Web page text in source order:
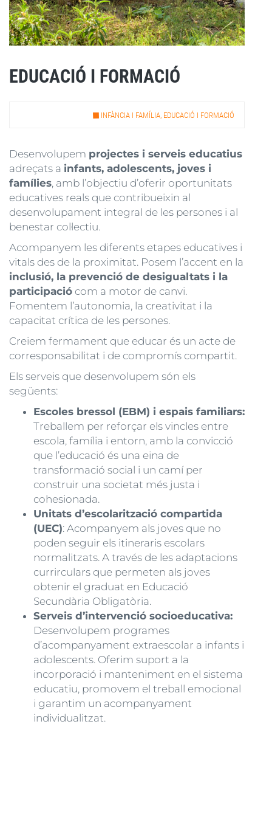
EDUCACIÓ I FORMACIÓ
INFÀNCIA I FAMÍLIA, EDUCACIÓ I FORMACIÓ
Desenvolupem projectes i serveis educatius
adreçats a infants, adolescents, joves i
famílies, amb l’objectiu d’oferir oportunitats
educatives reals que contribueixin al
desenvolupament integral de les persones i al
benestar col·lectiu.
Acompanyem les diferents etapes educatives i
vitals des de la proximitat. Posem l’accent en la
inclusió, la prevenció de desigualtats i la
participació com a motor de canvi.
Fomentem l’autonomia, la creativitat i la
capacitat crítica de les persones.
Creiem fermament que educar és un acte de
corresponsabilitat i de compromís compartit.
Els serveis que desenvolupem són els
següents:
Escoles bressol (EBM) i espais familiars:
Treballem per reforçar els vincles entre
escola, família i entorn, amb la convicció
que l’educació és una eina de
transformació social i un camí per
construir una societat més justa i
cohesionada.
Unitats d’escolarització compartida
(UEC): Acompanyem als joves que no
poden seguir els itineraris escolars
normalitzats. A través de les adaptacions
currirculars que permeten als joves
obtenir el graduat en Educació
Secundària Obligatòria.
Serveis d’intervenció socioeducativa:
Desenvolupem programes
d’acompanyament extraescolar a infants i
adolescents. Oferim suport a la
incorporació i manteniment en el sistema
educatiu, promovem el treball emocional
i garantim un acompanyament
individualitzat.